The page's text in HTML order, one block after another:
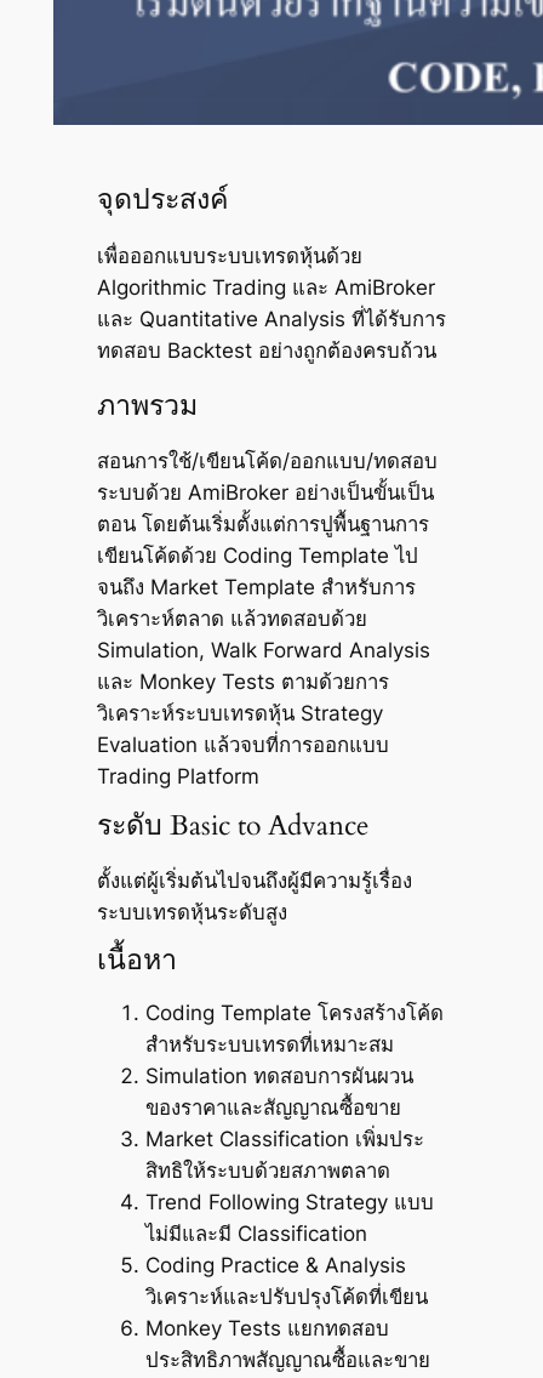
จุดประสงค์
เพื่อออกแบบระบบเทรดหุ้นด้วย
Algorithmic Trading และ AmiBroker
และ Quantitative Analysis ที่ได้รับการ
ทดสอบ Backtest อย่างถูกต้องครบถ้วน
ภาพรวม
สอนการใช้/เขียนโค้ด/ออกแบบ/ทดสอบ
ระบบด้วย AmiBroker อย่างเป็นขั้นเป็น
ตอน โดยต้นเริ่มตั้งแต่การปูพื้นฐานการ
เขียนโค้ดด้วย Coding Template ไป
จนถึง Market Template สำหรับการ
วิเคราะห์ตลาด แล้วทดสอบด้วย
Simulation, Walk Forward Analysis
และ Monkey Tests ตามด้วยการ
วิเคราะห์ระบบเทรดหุ้น Strategy
Evaluation แล้วจบที่การออกแบบ
Trading Platform
ระดับ Basic to Advance
ตั้งแต่ผู้เริ่มต้นไปจนถึงผู้มีความรู้เรื่อง
ระบบเทรดหุ้นระดับสูง
เนื้อหา
Coding Template โครงสร้างโค้ด
สำหรับระบบเทรดที่เหมาะสม
Simulation ทดสอบการผันผวน
ของราคาและสัญญาณซื้อขาย
Market Classification เพิ่มประ
สิทธิให้ระบบด้วยสภาพตลาด
Trend Following Strategy แบบ
ไม่มีและมี Classification
Coding Practice & Analysis
วิเคราะห์และปรับปรุงโค้ดที่เขียน
Monkey Tests แยกทดสอบ
ประสิทธิภาพสัญญาณซื้อและขาย